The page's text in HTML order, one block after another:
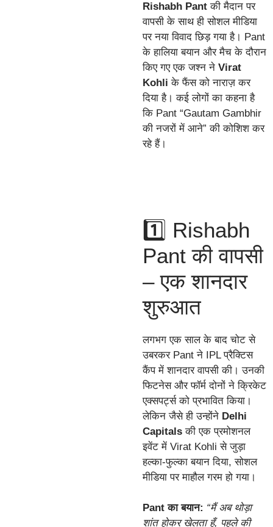
Rishabh Pant की मैदान पर
वापसी के साथ ही सोशल मीडिया
पर नया विवाद छिड़ गया है। Pant
के हालिया बयान और मैच के दौरान
किए गए एक जश्न ने Virat
Kohli के फैंस को नाराज़ कर
दिया है। कई लोगों का कहना है
कि Pant “Gautam Gambhir
की नजरों में आने” की कोशिश कर
रहे हैं।
1️⃣ Rishabh
Pant की वापसी
– एक शानदार
शुरुआत
लगभग एक साल के बाद चोट से
उबरकर Pant ने IPL प्रैक्टिस
कैंप में शानदार वापसी की। उनकी
फिटनेस और फॉर्म दोनों ने क्रिकेट
एक्सपर्ट्स को प्रभावित किया।
लेकिन जैसे ही उन्होंने Delhi
Capitals की एक प्रमोशनल
इवेंट में Virat Kohli से जुड़ा
हल्का-फुल्का बयान दिया, सोशल
मीडिया पर माहौल गरम हो गया।
Pant का बयान: “मैं अब थोड़ा
शांत होकर खेलता हूँ, पहले की